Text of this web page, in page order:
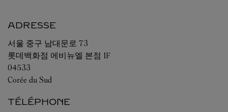
ADRESSE
서울 중구 남대문로 73
롯데백화점 에비뉴엘 본점 1F
04533
Corée du Sud
TÉLÉPHONE